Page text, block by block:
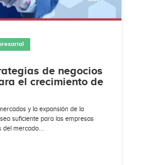
de negocios
el crecimiento de
y la expansión de la
suficiente para las empresas
del mercado...